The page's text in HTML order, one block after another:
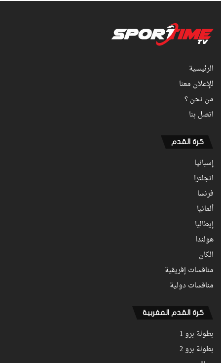
الرئيسية
للإعلان معنا
من نحن ؟
اتصل بنا
كرة القدم
إسبانيا
انجلترا
فرنسا
ألمانيا
إيطاليا
هولندا
الكان
منافسات إفريقية
منافسات دولية
كرة القدم المغربية
بطولة برو 1
بطولة برو 2